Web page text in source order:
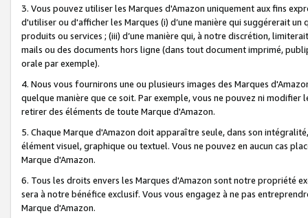
3. Vous pouvez utiliser les Marques d'Amazon uniquement aux fins
d'utiliser ou d'afficher les Marques (i) d’une manière qui suggérerait
produits ou services ; (iii) d’une manière qui, à notre discrétion,
mails ou des documents hors ligne (dans tout document imprimé,
orale par exemple).
4. Nous vous fournirons une ou plusieurs images des Marques
quelque manière que ce soit. Par exemple, vous ne pouvez ni
retirer des éléments de toute Marque d'Amazon.
5. Chaque Marque d'Amazon doit apparaître seule, dans son
élément visuel, graphique ou textuel. Vous ne pouvez en aucun cas
Marque d'Amazon.
6. Tous les droits envers les Marques d'Amazon sont notre propriété
sera à notre bénéfice exclusif. Vous vous engagez à ne pas
Marque d'Amazon.